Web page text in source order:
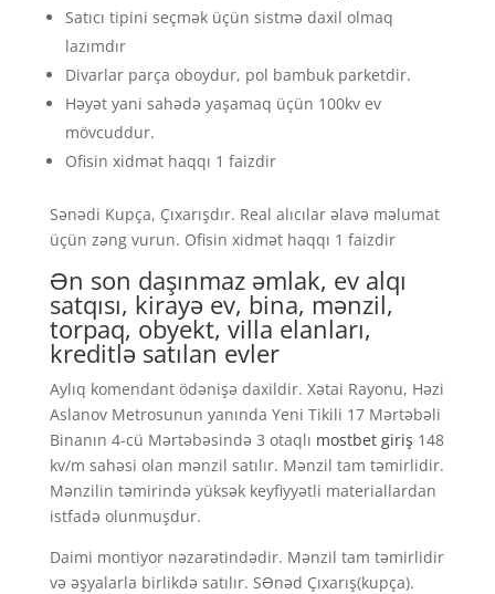
Satıcı tipini seçmək üçün sistmə daxil olmaq
lazımdır
Divarlar parça oboydur, pol bambuk parketdir.
Həyət yani sahədə yaşamaq üçün 100kv ev
mövcuddur.
Ofisin xidmət haqqı 1 faizdir
Sənədi Kupça, Çıxarışdır. Real alıcılar əlavə məlumat
üçün zəng vurun. Ofisin xidmət haqqı 1 faizdir
Ən son daşınmaz əmlak, ev alqı
satqısı, kirayə ev, bina, mənzil,
torpaq, obyekt, villa elanları,
kreditlə satılan evler
Aylıq komendant ödənişə daxildir. Xətai Rayonu, Həzi
Aslanov Metrosunun yanında Yeni Tikili 17 Mərtəbəli
Binanın 4-cü Mərtəbəsində 3 otaqlı mostbet giriş 148
kv/m sahəsi olan mənzil satılır. Mənzil tam təmirlidir.
Mənzilin təmirində yüksək keyfiyyətli materiallardan
istfadə olunmuşdur.
Daimi montiyor nəzarətindədir. Mənzil tam təmirlidir
və əşyalarla birlikdə satılır. SƏnəd Çıxarış(kupça).